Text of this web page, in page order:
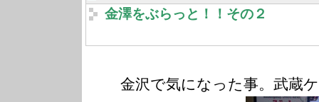
金澤をぶらっと！！その２
金沢で気になった事。武蔵